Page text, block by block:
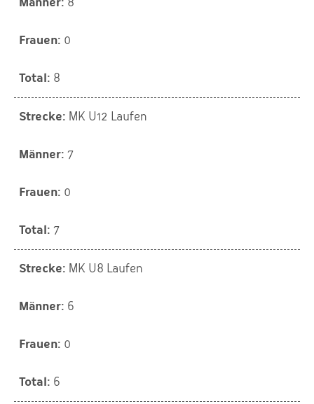
0
8
MK U12 Laufen
7
0
7
MK U8 Laufen
6
0
6